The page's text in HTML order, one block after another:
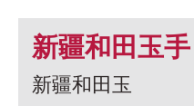
新疆和田玉手
串 龙生九子
新疆和田玉